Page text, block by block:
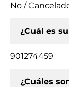
No /
¿Cuál es
901274459
¿Cuáles